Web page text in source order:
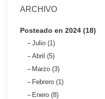
ARCHIVO
Posteado en 2024 (18)
Julio (1)
Abril (5)
Marzo (3)
Febrero (1)
Enero (8)